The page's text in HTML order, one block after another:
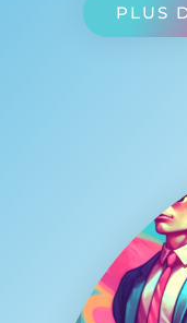
PLUS